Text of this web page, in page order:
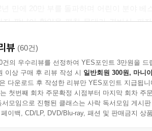
지 깜냥이 활약을 펼친 무대가 경비실, 피
이 뛰어다니는 깜냥과 함께하다 보면 독
만들기, 하나뿐인 썰매 만들기 등 겨울을
재희 화가는 깜냥이 눈썰매를 타고 내려
다.
장의 안전은 깜냥에게 맡기세요!
뷰 (60건)
건의 우수리뷰를 선정하여 YES포인트 3만원을 드
이상 구매 후 리뷰 작성 시 일반회원 300원, 마니
다운로드 후 작성한 리뷰만 YES포인트 지급됩니
첫번째 회차 주문확정 시점부터 마지막 회차 주
서모임으로 진행된 클래스는 사락 독서모임 게시
이백, CD/LP, DVD/Blu-ray, 패션 및 판매금지 상